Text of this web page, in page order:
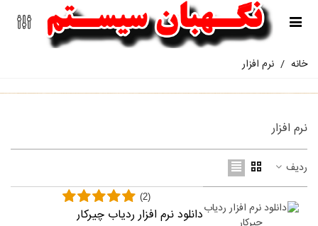
خانه / نرم افزار
نرم افزار
ردیف
دانلود نرم افزار ردیاب چیرکار
(2)